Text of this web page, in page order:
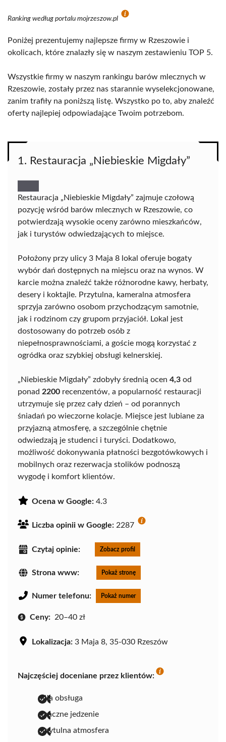
Ranking według portalu mojrzeszow.pl
Poniżej prezentujemy najlepsze firmy w Rzeszowie i
okolicach, które znalazły się w naszym zestawieniu TOP 5.
Wszystkie firmy w naszym rankingu barów mlecznych w
Rzeszowie, zostały przez nas starannie wyselekcjonowane,
zanim trafiły na poniższą listę. Wszystko po to, aby znaleźć
oferty najlepiej odpowiadające Twoim potrzebom.
1. Restauracja „Niebieskie Migdały”
Restauracja „Niebieskie Migdały” zajmuje czołową
pozycję wśród barów mlecznych w Rzeszowie, co
potwierdzają wysokie oceny zarówno mieszkańców,
jak i turystów odwiedzających to miejsce.
Położony przy ulicy 3 Maja 8 lokal oferuje bogaty
wybór dań dostępnych na miejscu oraz na wynos. W
karcie można znaleźć także różnorodne kawy, herbaty,
desery i koktajle. Przytulna, kameralna atmosfera
sprzyja zarówno osobom przychodzącym samotnie,
jak i rodzinom czy grupom przyjaciół. Lokal jest
dostosowany do potrzeb osób z
niepełnosprawnościami, a goście mogą korzystać z
ogródka oraz szybkiej obsługi kelnerskiej.
„Niebieskie Migdały” zdobyły średnią ocen 4,3 od
ponad 2200 recenzentów, a popularność restauracji
utrzymuje się przez cały dzień – od porannych
śniadań po wieczorne kolacje. Miejsce jest lubiane za
przyjazną atmosferę, a szczególnie chętnie
odwiedzają je studenci i turyści. Dodatkowo,
możliwość dokonywania płatności bezgotówkowych i
mobilnych oraz rezerwacja stolików podnoszą
wygodę i komfort klientów.
Ocena w Google: 4.3
Liczba opinii w Google: 2287
Czytaj opinie: Zobacz profil
Strona www: Pokaż stronę
Numer telefonu: Pokaż numer
Ceny: 20–40 zł
Lokalizacja: 3 Maja 8, 35-030 Rzeszów
Najczęściej doceniane przez klientów:
miła obsługa
smaczne jedzenie
przytulna atmosfera